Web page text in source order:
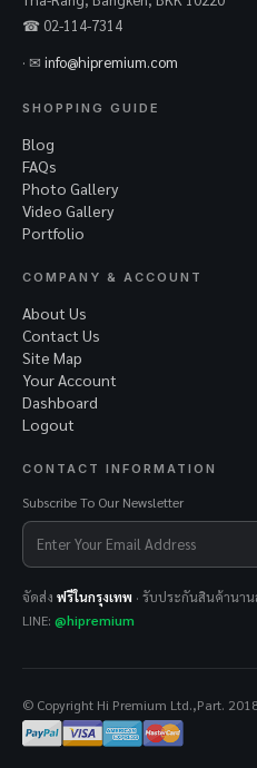
☎ 02-114-7314
· ✉ info@hipremium.com
SHOPPING GUIDE
Blog
FAQs
Photo Gallery
Video Gallery
Portfolio
COMPANY & ACCOUNT
About Us
Contact Us
Site Map
Your Account
Dashboard
Logout
CONTACT INFORMATION
Subscribe To Our Newsletter
จัดส่ง ฟรีในกรุงเทพ · รับประกันสินค้านา
LINE: @hipremium
© Copyright Hi Premium Ltd.,Part.